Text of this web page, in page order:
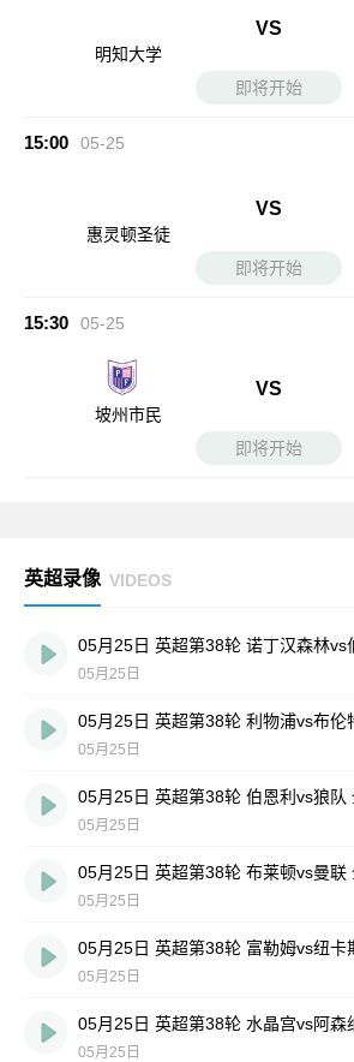
明知大学
VS
即将开始
15:00 05-25
惠灵顿圣徒
VS
即将开始
15:30 05-25
坡州市民
VS
即将开始
英超录像 VIDEOS
05月25日 英超第38轮 诺丁汉森林vs
05月25日
05月25日 英超第38轮 利物浦vs布伦
05月25日
05月25日 英超第38轮 伯恩利vs狼队
05月25日
05月25日 英超第38轮 布莱顿vs曼联
05月25日
05月25日 英超第38轮 富勒姆vs纽卡
05月25日
05月25日 英超第38轮 水晶宫vs阿森
05月25日